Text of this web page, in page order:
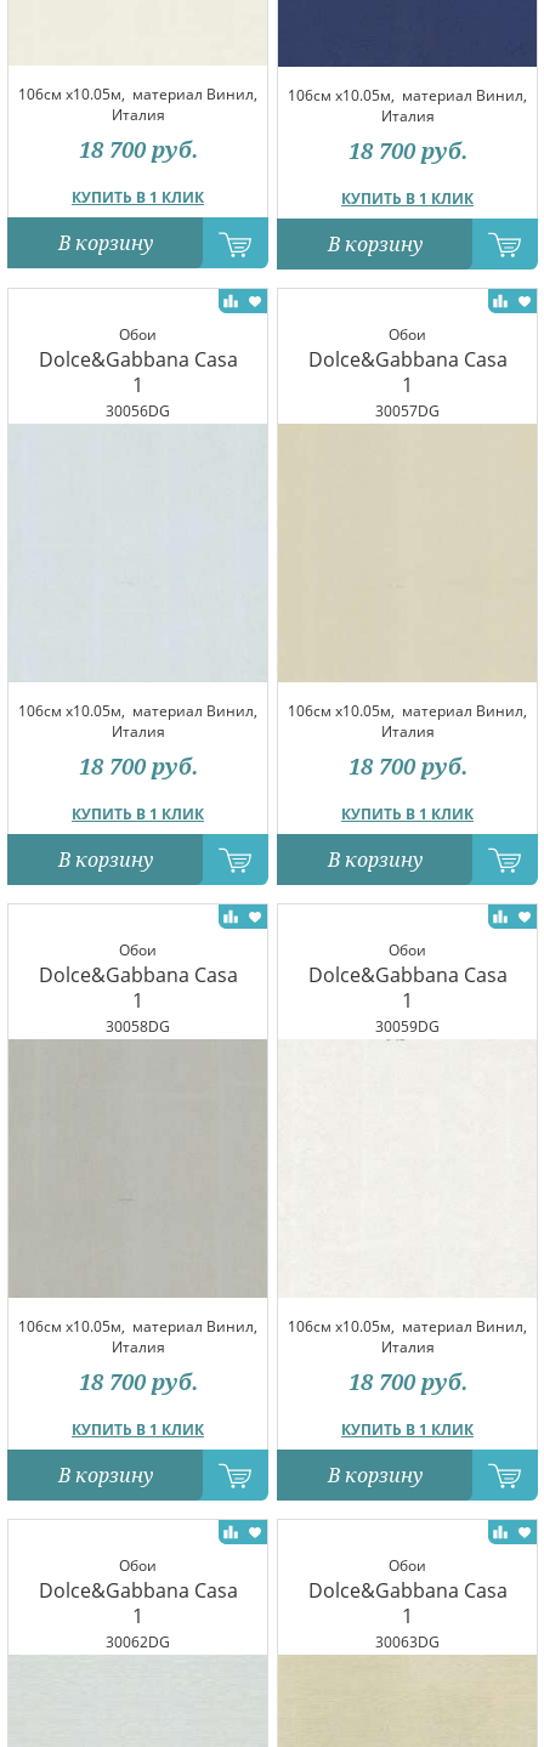
106см x10.05м, материал Винил,
Италия
КУПИТЬ В 1 КЛИК
18 700 руб.
В корзину
106см x10.05м, материал Винил,
Италия
КУПИТЬ В 1 КЛИК
18 700 руб.
В корзину
Обои
Dolce&Gabbana Casa
1
30056DG
106см x10.05м, материал Винил,
Италия
КУПИТЬ В 1 КЛИК
18 700 руб.
В корзину
Обои
Dolce&Gabbana Casa
1
30057DG
106см x10.05м, материал Винил,
Италия
КУПИТЬ В 1 КЛИК
18 700 руб.
В корзину
Обои
Dolce&Gabbana Casa
1
30058DG
106см x10.05м, материал Винил,
Италия
КУПИТЬ В 1 КЛИК
18 700 руб.
В корзину
Обои
Dolce&Gabbana Casa
1
30059DG
106см x10.05м, материал Винил,
Италия
КУПИТЬ В 1 КЛИК
18 700 руб.
В корзину
Обои
Dolce&Gabbana Casa
1
30062DG
Обои
Dolce&Gabbana Casa
1
30063DG